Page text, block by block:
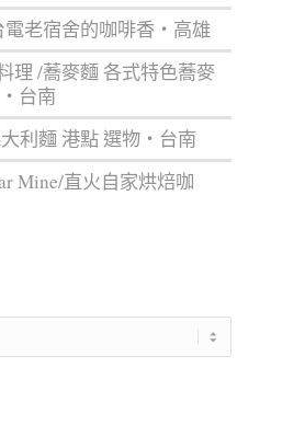
電老宿舍的咖啡香‧高雄
理 /蕎麥麵 各式特色蕎麥
台南
利麵 港點 選物‧台南
Mine/直火自家烘焙咖